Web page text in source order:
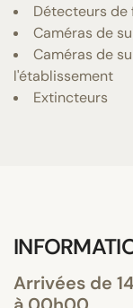
Détecteurs de
Caméras de
Caméras de
l'établissement
Extincteurs
Arrivées de